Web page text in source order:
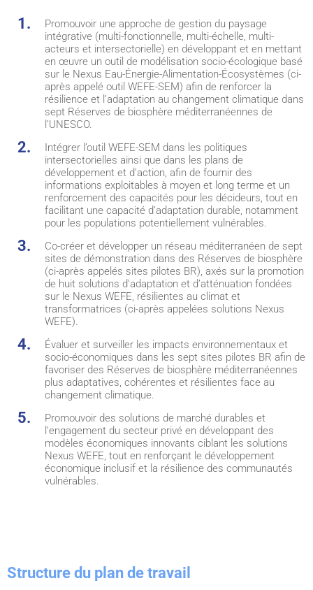
Promouvoir une approche de gestion du paysage
intégrative (multi-fonctionnelle, multi-échelle, multi-
acteurs et intersectorielle) en développant et en mettant
en œuvre un outil de modélisation socio-écologique basé
sur le Nexus Eau-Énergie-Alimentation-Écosystèmes (ci-
après appelé outil WEFE-SEM) afin de renforcer la
résilience et l’adaptation au changement climatique dans
sept Réserves de biosphère méditerranéennes de
l’UNESCO.
Intégrer l’outil WEFE-SEM dans les politiques
intersectorielles ainsi que dans les plans de
développement et d’action, afin de fournir des
informations exploitables à moyen et long terme et un
renforcement des capacités pour les décideurs, tout en
facilitant une capacité d’adaptation durable, notamment
pour les populations potentiellement vulnérables.
Co-créer et développer un réseau méditerranéen de sept
sites de démonstration dans des Réserves de biosphère
(ci-après appelés sites pilotes BR), axés sur la promotion
de huit solutions d’adaptation et d’atténuation fondées
sur le Nexus WEFE, résilientes au climat et
transformatrices (ci-après appelées solutions Nexus
WEFE).
Évaluer et surveiller les impacts environnementaux et
socio-économiques dans les sept sites pilotes BR afin de
favoriser des Réserves de biosphère méditerranéennes
plus adaptatives, cohérentes et résilientes face au
changement climatique.
Promouvoir des solutions de marché durables et
l’engagement du secteur privé en développant des
modèles économiques innovants ciblant les solutions
Nexus WEFE, tout en renforçant le développement
économique inclusif et la résilience des communautés
vulnérables.
Structure du plan de travail